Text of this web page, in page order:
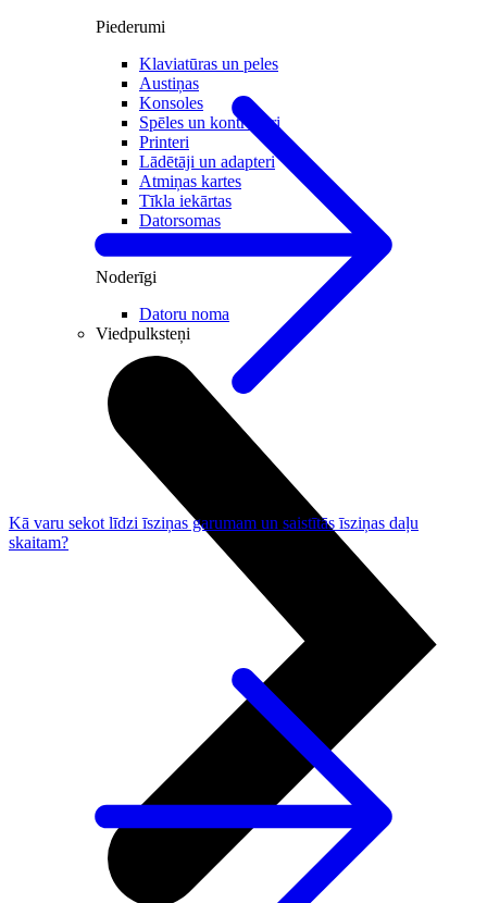
Piederumi
Klaviatūras un peles
Austiņas
Konsoles
Spēles un kontrolieri
Printeri
Lādētāji un adapteri
Atmiņas kartes
Tīkla iekārtas
Datorsomas
Datorkrēsli
Noderīgi
Datoru noma
Viedpulksteņi
Kā varu sekot līdzi īsziņas garumam un saistītās īsziņas daļu
skaitam?